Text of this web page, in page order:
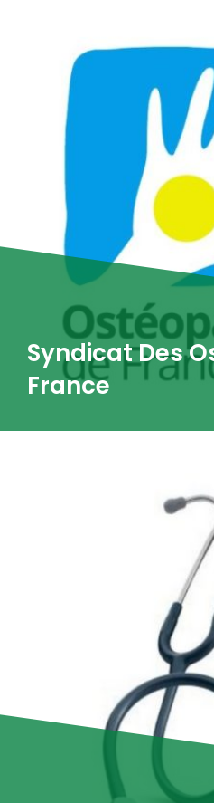
Syndicat Des
France